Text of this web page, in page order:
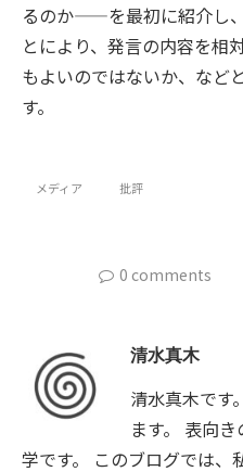
るのか——を最初に紹介し
とにより、発言の内容を相
もよいのではないか、など
す。
メディア 批評
0 comments
清水真木
清水真木です
ます。 表向
学です。 このブログでは、